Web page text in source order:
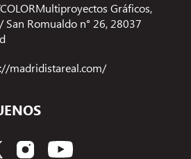
Gráficos,
San Romualdo n° 26, 28037
madridistareal.com/